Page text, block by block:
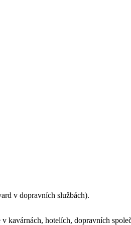
v dopravních službách).
kavárnách, hotelích, dopravních